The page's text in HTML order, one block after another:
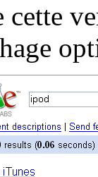
cette